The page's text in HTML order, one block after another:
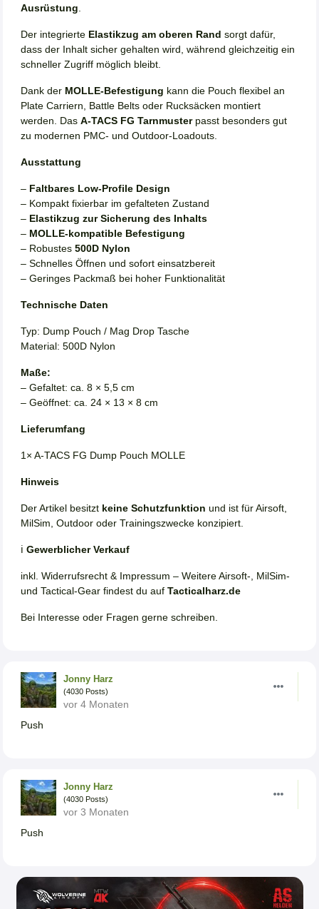
Ausrüstung.
Der integrierte Elastikzug am oberen Rand sorgt dafür,
dass der Inhalt sicher gehalten wird, während gleichzeitig ein
schneller Zugriff möglich bleibt.
Dank der MOLLE-Befestigung kann die Pouch flexibel an
Plate Carriern, Battle Belts oder Rucksäcken montiert
werden. Das A-TACS FG Tarnmusterpasst besonders gut
zu modernen PMC- und Outdoor-Loadouts.
Ausstattung
– Faltbares Low-Profile Design
– Kompakt fixierbar im gefalteten Zustand
– Elastikzug zur Sicherung des Inhalts
– MOLLE-kompatible Befestigung
– Robustes 500D Nylon
– Schnelles Öffnen und sofort einsatzbereit
– Geringes Packmaß bei hoher Funktionalität
Technische Daten
Typ: Dump Pouch / Mag Drop Tasche
Material: 500D Nylon
Maße:
– Gefaltet: ca. 8 × 5,5 cm
– Geöffnet: ca. 24 × 13 × 8 cm
Lieferumfang
1× A-TACS FG Dump Pouch MOLLE
Hinweis
Der Artikel besitzt keine Schutzfunktion und ist für Airsoft,
MilSim, Outdoor oder Trainingszwecke konzipiert.
ℹ️ Gewerblicher Verkauf
inkl. Widerrufsrecht & Impressum – Weitere Airsoft-, MilSim-
und Tactical-Gear findest du auf Tacticalharz.de
Bei Interesse oder Fragen gerne schreiben.
Jonny Harz
(4030 Posts)
vor 4 Monaten
Push
Jonny Harz
(4030 Posts)
vor 3 Monaten
Push